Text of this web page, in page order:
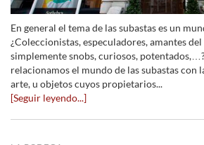
En general el tema de las subastas es un
¿Coleccionistas, especuladores, amantes
simplemente snobs, curiosos,
relacionamos el mundo de las subastas con
arte, u objetos cuyos propietarios...
[Seguir leyendo...]